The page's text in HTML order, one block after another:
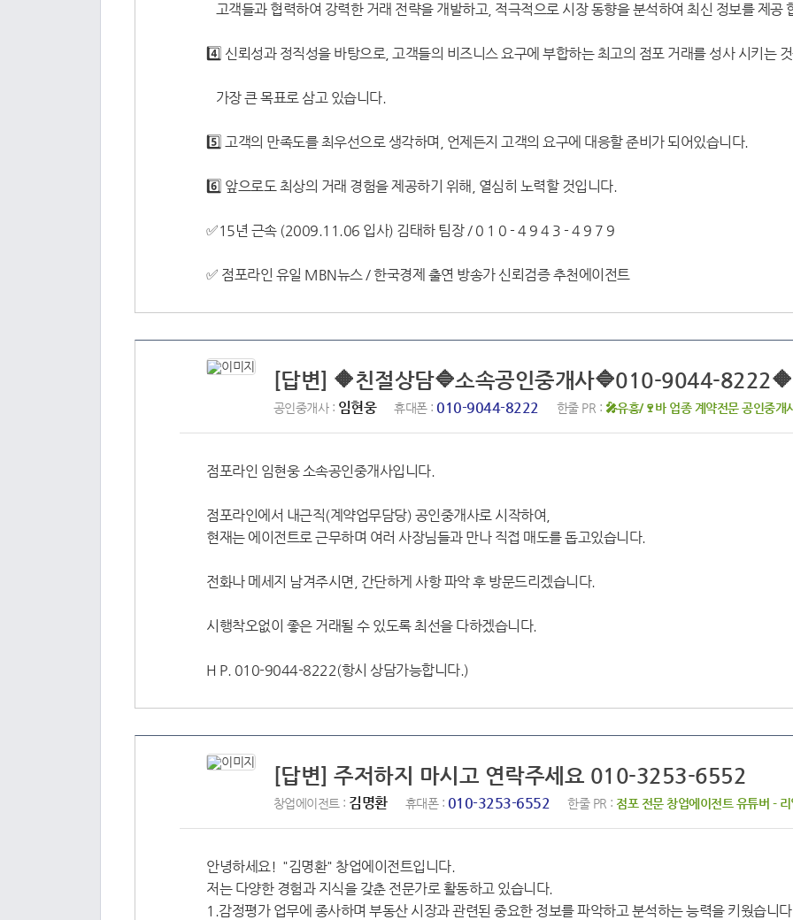
고객들과 협력하여 강력한 거래 전략을 개발하고, 적극적으로 시장 동향을 분석하여 최신 정보를 제공
4️⃣ 신뢰성과 정직성을 바탕으로, 고객들의 비즈니스 요구에 부합하는 최고의 점포 거래를 성사 시키는
가장 큰 목표로 삼고 있습니다.
5️⃣ 고객의 만족도를 최우선으로 생각하며, 언제든지 고객의 요구에 대응할 준비가 되어있습니다.
6️⃣ 앞으로도 최상의 거래 경험을 제공하기 위해, 열심히 노력할 것입니다.
✅15년 근속 (2009.11.06 입사) 김태하 팀장 / 0 1 0 - 4 9 4 3 - 4 9 7 9
✅ 점포라인 유일 MBN뉴스 / 한국경제 출연 방송가 신뢰검증 추천에이전트
[답변] 🔶친절상담🔷소속공인중개사🔷010-9044-8222🔶
공인중개사 : 임현웅 휴대폰 : 010-9044-8222 한줄 PR : 🎤유흥/🍷바 업종 계약전문 공인중개
점포라인 임현웅 소속공인중개사입니다.
점포라인에서 내근직(계약업무담당) 공인중개사로 시작하여,
현재는 에이전트로 근무하며 여러 사장님들과 만나 직접 매도를 돕고있습니다.
전화나 메세지 남겨주시면, 간단하게 사항 파악 후 방문드리겠습니다.
시행착오없이 좋은 거래될 수 있도록 최선을 다하겠습니다.
H P. 010-9044-8222(항시 상담가능합니다.)
[답변] 주저하지 마시고 연락주세요 010-3253-6552
창업에이전트 : 김명환 휴대폰 : 010-3253-6552 한줄 PR : 점포 전문 창업에이전트 유튜버 -
안녕하세요! "김명환" 창업에이전트입니다.
저는 다양한 경험과 지식을 갖춘 전문가로 활동하고 있습니다.
1.감정평가 업무에 종사하며 부동산 시장과 관련된 중요한 정보를 파악하고 분석하는 능력을 키웠습니